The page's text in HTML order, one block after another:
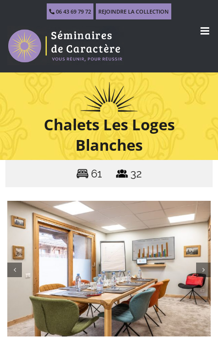
06 43 69 79 72 REJOINDRE LA COLLECTION
Chalets Les Loges
Blanches
61 32